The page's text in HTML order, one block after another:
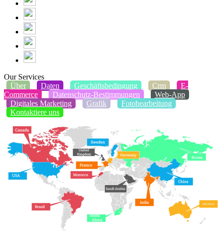
Our Services
Über
Daten Geschäftsbedingung Crm
E-
Commerce
Datenschutz-Bestimmungen
Web-App
Digitales Marketing
Grafik
Fotobearbeitung
Kontaktiere uns